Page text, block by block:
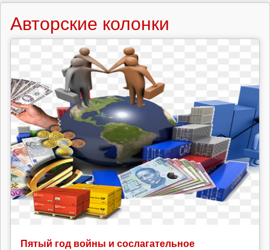
Авторские колонки
Пятый год войны и сослагательное